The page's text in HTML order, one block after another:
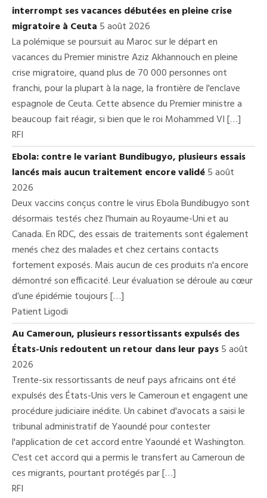
interrompt ses vacances débutées en pleine crise
migratoire à Ceuta 5 août 2026
La polémique se poursuit au Maroc sur le départ en
vacances du Premier ministre Aziz Akhannouch en pleine
crise migratoire, quand plus de 70 000 personnes ont
franchi, pour la plupart à la nage, la frontière de l'enclave
espagnole de Ceuta. Cette absence du Premier ministre a
beaucoup fait réagir, si bien que le roi Mohammed VI […]
RFI
Ebola: contre le variant Bundibugyo, plusieurs essais
lancés mais aucun traitement encore validé5 août
2026
Deux vaccins conçus contre le virus Ebola Bundibugyo sont
désormais testés chez l'humain au Royaume-Uni et au
Canada. En RDC, des essais de traitements sont également
menés chez des malades et chez certains contacts
fortement exposés. Mais aucun de ces produits n'a encore
démontré son efficacité. Leur évaluation se déroule au cœur
d’une épidémie toujours […]
Patient Ligodi
Au Cameroun, plusieurs ressortissants expulsés des
États-Unis redoutent un retour dans leur pays5 août
2026
Trente-six ressortissants de neuf pays africains ont été
expulsés des États-Unis vers le Cameroun et engagent une
procédure judiciaire inédite. Un cabinet d'avocats a saisi le
tribunal administratif de Yaoundé pour contester
l'application de cet accord entre Yaoundé et Washington.
C'est cet accord qui a permis le transfert au Cameroun de
ces migrants, pourtant protégés par […]
RFI